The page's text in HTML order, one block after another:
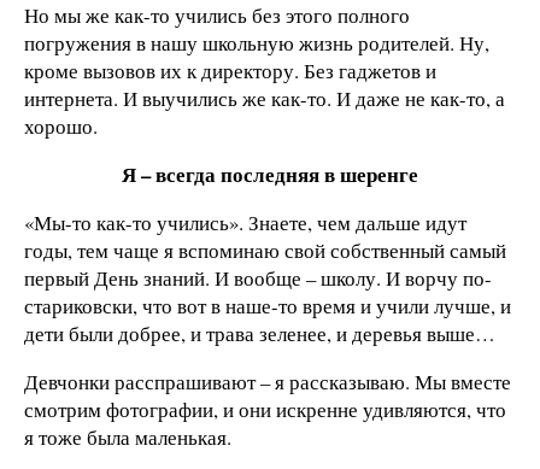
Но мы же как-то учились без этого полного
погружения в нашу школьную жизнь родителей. Ну,
кроме вызовов их к директору. Без гаджетов и
интернета. И выучились же как-то. И даже не как-то, а
хорошо.
Я – всегда последняя в шеренге
«Мы-то как-то учились». Знаете, чем дальше идут
годы, тем чаще я вспоминаю свой собственный самый
первый День знаний. И вообще – школу. И ворчу по-
стариковски, что вот в наше-то время и учили лучше, и
дети были добрее, и трава зеленее, и деревья выше…
Девчонки расспрашивают – я рассказываю. Мы вместе
смотрим фотографии, и они искренне удивляются, что
я тоже была маленькая.